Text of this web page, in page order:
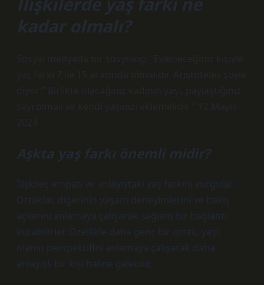
kadar olmalı?
Sosyal medyada bir sosyolog: “Evleneceğiniz kişiyle
yaş farkı 7 ile 15 arasında olmalıdır. Aristoteles şöyle
diyor:” Birlikte olacağınız kadının yaşı, paylaştığınız
sayı olmalı ve kendi yaşınızı eklemelidir. ” 12 Mayıs
2024
Aşkta yaş farkı önemli midir?
İlişkiler, empati ve anlayıştaki yaş farkını vurgular.
Ortaklar, diğerinin yaşam deneyimlerini ve bakış
açılarını anlamaya çalışarak sağlam bir bağlantı
kurabilirler. Özellikle daha genç bir ortak, yaşlı
olanın perspektifini anlamaya çalışarak daha
anlayışlı bir kişi haline gelebilir.